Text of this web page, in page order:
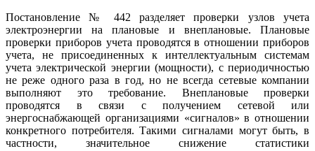
Постановление № 442 разделяет проверки узлов учета
электроэнергии на плановые и внеплановые. Плановые
проверки приборов учета проводятся в отношении приборов
учета, не присоединенных к интеллектуальным системам
учета электрической энергии (мощности), с периодичностью
не реже одного раза в год, но не всегда сетевые компании
выполняют это требование. Внеплановые проверки
проводятся в связи с получением сетевой или
энергоснабжающей организациями «сигналов» в отношении
конкретного потребителя. Такими сигналами могут быть, в
частности, значительное снижение статистики